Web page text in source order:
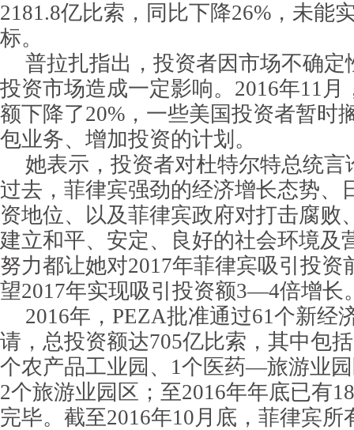
2181.8亿比索，同比下降26%，未能
标。
普拉扎指出，投资者因市场不确定
投资市场造成一定影响。2016年11月
额下降了20%，一些美国投资者暂时
包业务、增加投资的计划。
她表示，投资者对杜特尔特总统言
过去，菲律宾强劲的经济增长态势、
资地位、以及菲律宾政府对打击腐败
建立和平、安定、良好的社会环境及
努力都让她对2017年菲律宾吸引投资
望2017年实现吸引投资额3—4倍增长
2016年，PEZA批准通过61个新经
请，总投资额达705亿比索，其中包
个农产品工业园、1个医药—旅游业
2个旅游业园区；至2016年年底已有
完毕。截至2016年10月底，菲律宾所